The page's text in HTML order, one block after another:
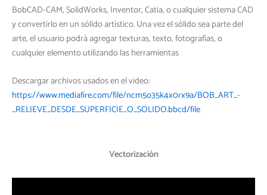
BobCAD-CAM, SolidWorks, Inventor, Catia, o cualquier sistema CAD
y convertirlo en un sólido artístico. Una vez el sólido sea parte del
arte, el usuario podrá agregar texturas, texto, fotografías, o
cualquier elemento utilizando las herramientas
Descargar archivos usados en el video:
https://www.mediafire.com/file/ncm5o35k4x0rx9a/BOB_ART_-
_RELIEVE_DESDE_SUPERFICIE_O_SOLIDO.bbcd/file
Vectorización